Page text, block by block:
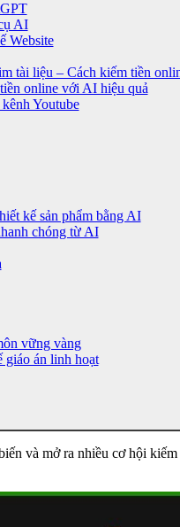
AI
Website
tài liệu – Cách kiếm tiền
online với AI hiệu quả
Youtube
kế sản phẩm bằng AI
chóng từ AI
vững vàng
án linh hoạt
và mở ra nhiều cơ hội